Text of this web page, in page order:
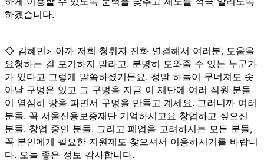
하겠습니다.
◇ 김혜민> 아까 저희 청취자 전화 연결해서 여러분, 도움을
요청하는 걸 포기하지 말라고. 분명히 도와줄 수 있는 누군가
가 있다고 그렇게 말씀하셨거든요. 정말 하늘이 무너져도 솟
아날 구멍은 있고 그 구멍을 지금 이 재단에 여러 직원 분들
이 열심히 땅을 파면서 구멍을 만들고 계세요. 그러니까 여러
분들. 꼭 서울신용보증재단 기억하시고요 창업하고 싶으신
분들. 창업 중인 분들. 그리고 폐업을 고려하시는 모든 분들,
꼭 본인에게 필요한 지원제도 찾으셔서 이용하시기를 바랍니
다. 오늘 좋은 정보 감사합니다.